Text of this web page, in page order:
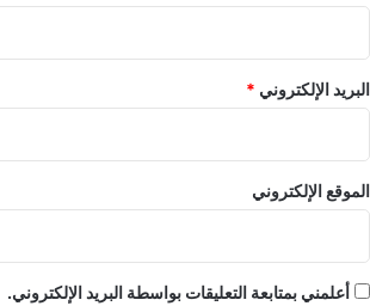
البريد الإلكتروني *
الموقع الإلكتروني
أعلمني بمتابعة التعليقات بواسطة البريد الإلكتروني.